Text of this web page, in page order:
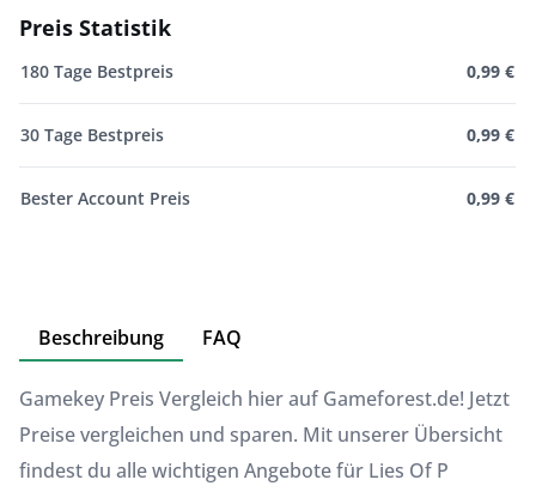
Preis Statistik
180 Tage Bestpreis 0,99 €
30 Tage Bestpreis 0,99 €
Bester Account Preis 0,99 €
Beschreibung FAQ
Gamekey Preis Vergleich hier auf Gameforest.de! Jetzt
Preise vergleichen und sparen. Mit unserer Übersicht
findest du alle wichtigen Angebote für Lies Of P